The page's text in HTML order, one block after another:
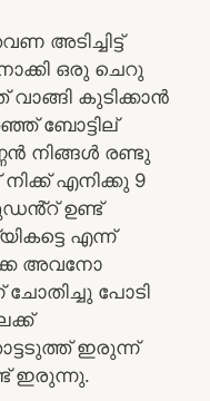
അടിച്ചിട്ട്
ഒരു ചെറു
കുടിക്കാൻ
ബോട്ടില്
നിങ്ങൾ രണ്ടു
എനിക്കു 9
ഉണ്ട്
എന്ന്
അവനോ
പോടി
ഇരുന്ന്
ഇരുന്നു.